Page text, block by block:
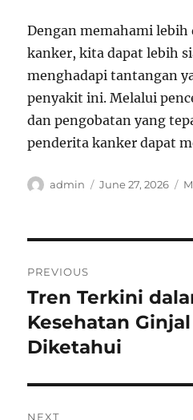
Dengan memahami
kanker, kita dapat lebih
menghadapi tantangan
penyakit ini. Melalui
dan pengobatan yang
penderita kanker dapat
Author
admin
Posted
June 27, 2026
navigation
PREVIOUS
Previous
post:
Tren Terkini
Kesehatan
Diketahui
NEXT